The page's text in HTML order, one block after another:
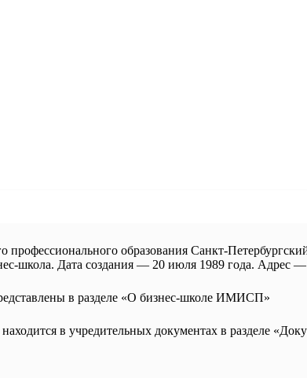
профессионального образования Санкт-
школа. Дата создания — 20 июля 1989 года. Адрес
в разделе «О бизнес-школе ИМИСП»
в учредительных документах в разделе